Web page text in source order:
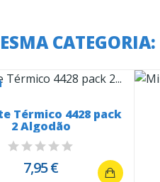
CATEGORIA:
Térmico 4428 pack
2 Algodão
7,95 €